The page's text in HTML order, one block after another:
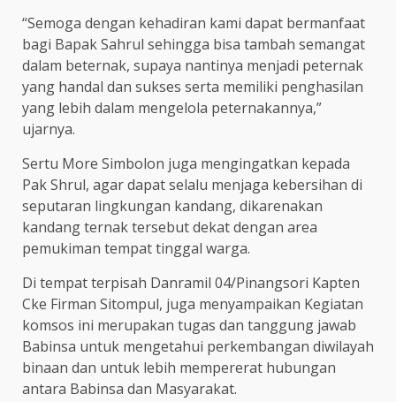
“Semoga dengan kehadiran kami dapat bermanfaat
bagi Bapak Sahrul sehingga bisa tambah semangat
dalam beternak, supaya nantinya menjadi peternak
yang handal dan sukses serta memiliki penghasilan
yang lebih dalam mengelola peternakannya,”
ujarnya.
Sertu More Simbolon juga mengingatkan kepada
Pak Shrul, agar dapat selalu menjaga kebersihan di
seputaran lingkungan kandang, dikarenakan
kandang ternak tersebut dekat dengan area
pemukiman tempat tinggal warga.
Di tempat terpisah Danramil 04/Pinangsori Kapten
Cke Firman Sitompul, juga menyampaikan Kegiatan
komsos ini merupakan tugas dan tanggung jawab
Babinsa untuk mengetahui perkembangan diwilayah
binaan dan untuk lebih mempererat hubungan
antara Babinsa dan Masyarakat.